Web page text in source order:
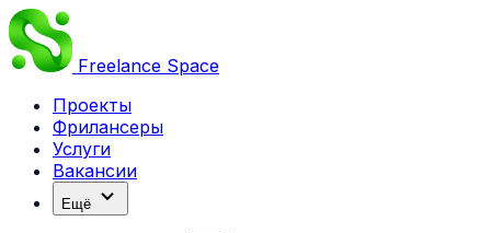
Freelance Space
Проекты
Фрилансеры
Услуги
Вакансии
Ещё expand_more